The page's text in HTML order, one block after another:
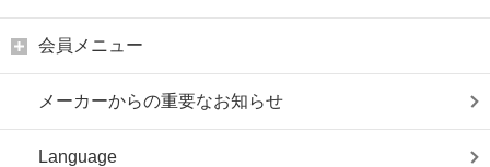
会員メニュー
メーカーからの重要なお知らせ
Language